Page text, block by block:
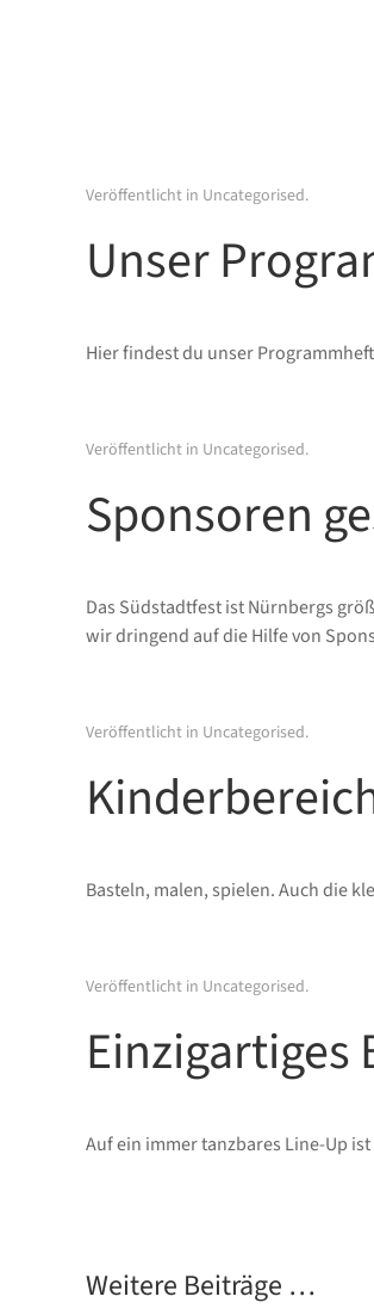
Veröffentlicht in Uncategorised.
Unser
Hier findest du unser
Veröffentlicht in Uncategorised.
Sponsoren
Das Südstadtfest ist Nürnbergs
wir dringend auf die Hilfe von
Veröffentlicht in Uncategorised.
Basteln, malen, spielen. Auch die
Veröffentlicht in Uncategorised.
Auf ein immer tanzbares Line-Up
Weitere Beiträge …